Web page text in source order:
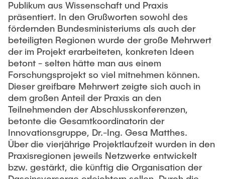
Publikum aus Wissenschaft und Praxis
präsentiert. In den Grußworten sowohl des
fördernden Bundesministeriums als auch der
beteiligten Regionen wurde der große Mehrwert
der im Projekt erarbeiteten, konkreten Ideen
betont - selten hätte man aus einem
Forschungsprojekt so viel mitnehmen können.
Dieser greifbare Mehrwert zeigte sich auch in
dem großen Anteil der Praxis an den
Teilnehmenden der Abschlusskonferenzen,
betonte die Gesamtkoordinatorin der
Innovationsgruppe, Dr.-Ing. Gesa Matthes.
Über die vierjährige Projektlaufzeit wurden in den
Praxisregionen jeweils Netzwerke entwickelt
bzw. gestärkt, die künftig die Organisation der